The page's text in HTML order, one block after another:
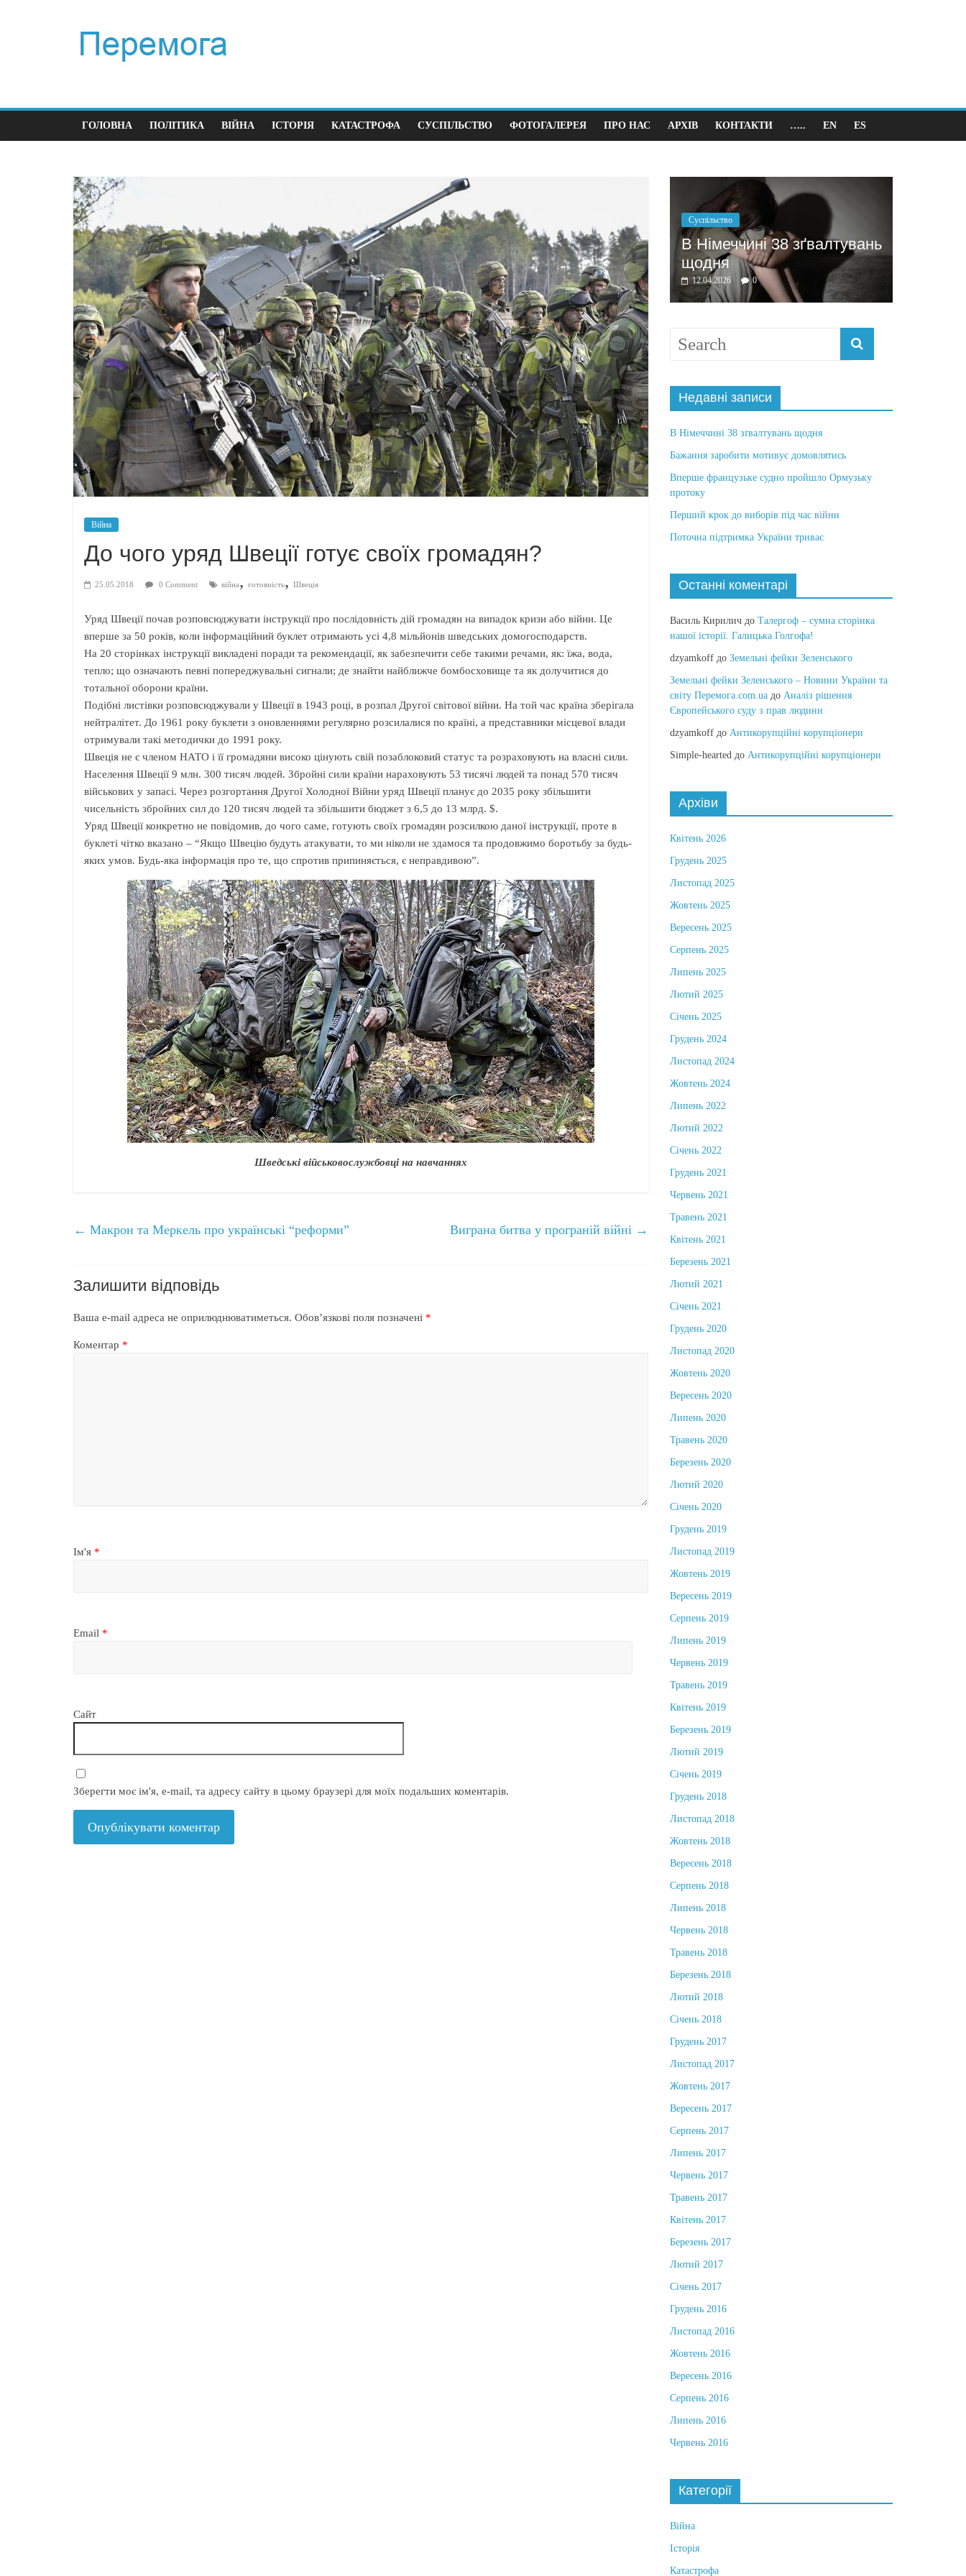
ГОЛОВНА ПОЛІТИКА ВІЙНА ІСТОРІЯ КАТАСТРОФА СУСПІЛЬСТВО ФОТОГАЛЕРЕЯ ПРО НАС АРХІВ КОНТАКТИ ….. EN ES
Війна
До чого уряд Швеції готує своїх громадян?
25.05.2018 0 Comment війна, готовність, Швеція
Уряд Швеції почав розповсюджувати інструкції про послідовність дій громадян на випадок кризи або війни. Це
вперше за 50 років, коли інформаційний буклет отримають усі 4,8 мільйонів шведських домогосподарств.
На 20 сторінках інструкції викладені поради та рекомендації, як забезпечити себе такими речами, як: їжа, вода,
тепло; що означають певні попереджувальні сигнали; де знайти найближче бомбосховище та як долучитися до
тотальної оборони країни.
Подібні листівки розповсюджували у Швеції в 1943 році, в розпал Другої світової війни. На той час країна зберігала
нейтралітет. До 1961 року буклети з оновленнями регулярно розсилалися по країні, а представники місцевої влади
отримували такі методички до 1991 року.
Швеція не є членом НАТО і її громадяни високо цінують свій позаблоковий статус та розраховують на власні сили.
Населення Швеції 9 млн. 300 тисяч людей. Збройні сили країни нараховують 53 тисячі людей та понад 570 тисяч
військових у запасі. Через розгортання Другої Холодної Війни уряд Швеції планує до 2035 року збільшити
чисельність збройних сил до 120 тисяч людей та збільшити бюджет з 6,5 до 13 млрд. $.
Уряд Швеції конкретно не повідомив, до чого саме, готують своїх громадян розсилкою даної інструкції, проте в
буклеті чітко вказано – “Якщо Швецію будуть атакувати, то ми ніколи не здамося та продовжимо боротьбу за будь-
яких умов. Будь-яка інформація про те, що спротив припиняється, є неправдивою”.
Шведські військовослужбовці на навчаннях
← Макрон та Меркель про українські “реформи” Виграна битва у програній війні →
Залишити відповідь
Ваша e-mail адреса не оприлюднюватиметься. Обов’язкові поля позначені *
Коментар *
Ім'я *
Email *
Сайт
Зберегти моє ім'я, e-mail, та адресу сайту в цьому браузері для моїх подальших коментарів.
Перший крок до виборів під
час війни
23.12.2025 0
В Німеччині 38 зґвалтувань
щодня
12.04.2026 0
Політика
Бажання заробити мотивує
домовлятись
03.04.2026
Недавні записи
В Німеччині 38 зґвалтувань щодня
Бажання заробити мотивує домовлятись
Вперше французьке судно пройшло Ормузьку
протоку
Перший крок до виборів під час війни
Поточна підтримка України триває
Останні коментарі
Василь Кирилич до Талергоф – сумна сторінка
нашої історії. Галицька Голгофа!
dzyamkoff до Земельні фейки Зеленського
Земельні фейки Зеленського – Новини України та
світу Перемога.com.ua до Аналіз рішення
Європейського суду з прав людини
dzyamkoff до Антикорупційні корупціонери
Simple-hearted до Антикорупційні корупціонери
Архіви
Квітень 2026
Грудень 2025
Листопад 2025
Жовтень 2025
Вересень 2025
Серпень 2025
Липень 2025
Лютий 2025
Січень 2025
Грудень 2024
Листопад 2024
Жовтень 2024
Липень 2022
Лютий 2022
Січень 2022
Грудень 2021
Червень 2021
Травень 2021
Квітень 2021
Березень 2021
Лютий 2021
Січень 2021
Грудень 2020
Листопад 2020
Жовтень 2020
Вересень 2020
Липень 2020
Травень 2020
Березень 2020
Лютий 2020
Січень 2020
Грудень 2019
Листопад 2019
Жовтень 2019
Вересень 2019
Серпень 2019
Липень 2019
Червень 2019
Травень 2019
Квітень 2019
Березень 2019
Лютий 2019
Січень 2019
Грудень 2018
Листопад 2018
Жовтень 2018
Вересень 2018
Серпень 2018
Липень 2018
Червень 2018
Травень 2018
Березень 2018
Лютий 2018
Січень 2018
Грудень 2017
Листопад 2017
Жовтень 2017
Вересень 2017
Серпень 2017
Липень 2017
Червень 2017
Травень 2017
Квітень 2017
Березень 2017
Лютий 2017
Січень 2017
Грудень 2016
Листопад 2016
Жовтень 2016
Вересень 2016
Серпень 2016
Липень 2016
Червень 2016
Категорії
Війна
Історія
Катастрофа